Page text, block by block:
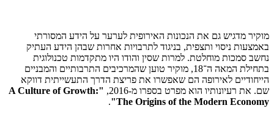
מוקיר מדגיש גם את הנכונות האירופית לערער על הידע המסורתי
באמצעות ניסוי ותצפית, בניגוד לתרבויות אחרות שבהן הידע העתיק
נחשב סמכות מוחלטת. למרות שסין והודו היו מתקדמות טכנולוגית
בתחילת המאה ה־18, מוקיר טוען שהמרכיבים התרבותיים והמבניים
הייחודיים לאירופה הם שאפשרו את פריצת הדרך התעשייתית דווקא
שם. את רעיונותיו הוא מפרט בספרו מ-2016,
"A Culture of Growth:
The Origins of the Modern Economy"
.